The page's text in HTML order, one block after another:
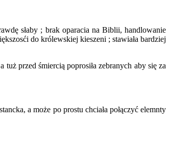
słaby ; brak oparacia na Biblii, handlowanie
do królewskiej kieszeni ; stawiała bardziej
przed śmiercią poprosiła zebranych aby się za
a może po prostu chciała połączyć elemnty